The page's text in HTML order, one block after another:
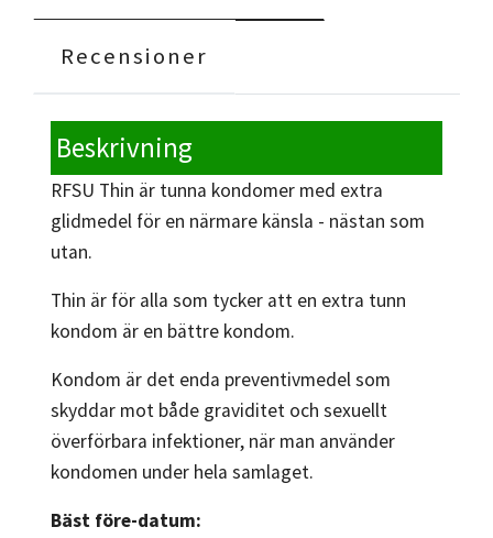
Recensioner
Beskrivning
RFSU Thin är tunna kondomer med extra
glidmedel för en närmare känsla - nästan som
utan.
Thin är för alla som tycker att en extra tunn
kondom är en bättre kondom.
Kondom är det enda preventivmedel som
skyddar mot både graviditet och sexuellt
överförbara infektioner, när man använder
kondomen under hela samlaget.
Bäst före-datum: